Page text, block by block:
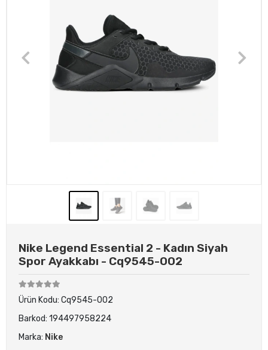
Nike Legend Essential 2 - Kadın Siyah
Spor Ayakkabı - Cq9545-002
Ürün Kodu: Cq9545-002
Barkod: 194497958224
Marka: Nike